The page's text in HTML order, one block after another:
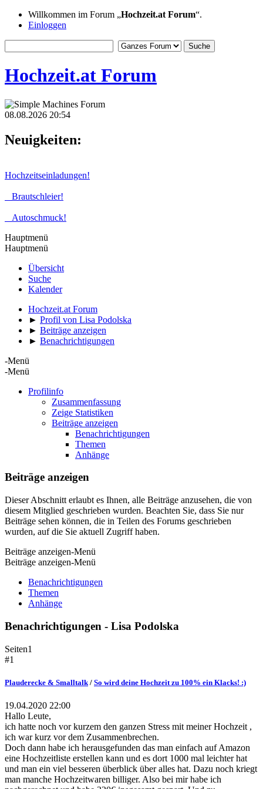
Willkommen im Forum „Hochzeit.at Forum“.
Einloggen
Hochzeit.at Forum
08.08.2026 20:54
Neuigkeiten:
Hochzeitseinladungen!
Brautschleier!
Autoschmuck!
Hauptmenü
Hauptmenü
Übersicht
Suche
Kalender
Hochzeit.at Forum
► Profil von Lisa Podolska
► Beiträge anzeigen
► Benachrichtigungen
-Menü
-Menü
Profilinfo
Zusammenfassung
Zeige Statistiken
Beiträge anzeigen
Benachrichtigungen
Themen
Anhänge
Beiträge anzeigen
Dieser Abschnitt erlaubt es Ihnen, alle Beiträge anzusehen, die von
diesem Mitglied geschrieben wurden. Beachten Sie, dass Sie nur
Beiträge sehen können, die in Teilen des Forums geschrieben
wurden, auf die Sie aktuell Zugriff haben.
Beiträge anzeigen-Menü
Beiträge anzeigen-Menü
Benachrichtigungen
Themen
Anhänge
Benachrichtigungen - Lisa Podolska
Seiten1
#1
Plauderecke & Smalltalk / So wird deine Hochzeit zu 100% ein Klacks! :)
19.04.2020 22:00
Hallo Leute,
ich hatte noch vor kurzem den ganzen Stress mit meiner Hochzeit ,
ich war kurz vor dem Zusammenbrechen.
Doch dann habe ich herausgefunden das man einfach auf Amazon
eine Hochzeitliste erstellen kann und es dort 1000 mal leichter hat
und man ein viel besseren überblick über alles hat. Dazu noch kriegt
man manche Hochzeitwaren billiger. Also bei mir habe ich